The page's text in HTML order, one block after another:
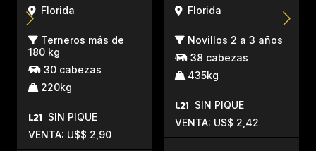
Florida
Terneros más de
180 kg
30 cabezas
220kg
SIN PIQUE
VENTA: U$$ 2,90
Florida
Novillos 2 a 3 años
38 cabezas
435kg
SIN PIQUE
VENTA: U$$ 2,42